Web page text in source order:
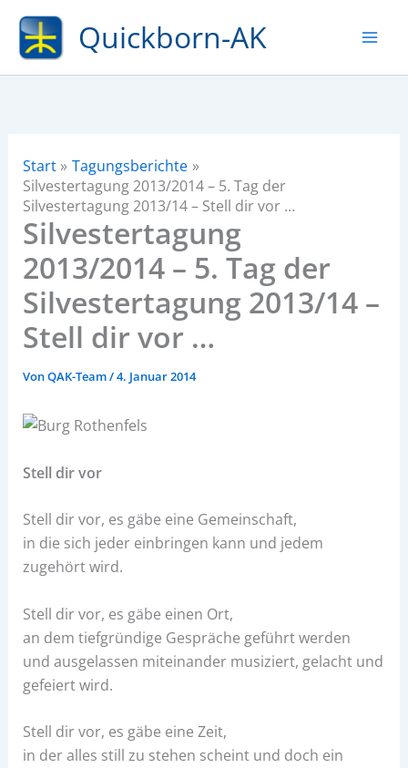
Zum
Inhalt
springen
Quickborn-AK
Start
Tagungsberichte
Silvestertagung 2013/2014 – 5. Tag der
Silvestertagung 2013/14 – Stell dir vor …
Silvestertagung
2013/2014 – 5. Tag der
Silvestertagung 2013/14 –
Stell dir vor …
VonQAK-Team/4. Januar 2014
Stell dir vor
Stell dir vor, es gäbe eine Gemeinschaft,
in die sich jeder einbringen kann und jedem
zugehört wird.
Stell dir vor, es gäbe einen Ort,
an dem tiefgründige Gespräche geführt werden
und ausgelassen miteinander musiziert, gelacht und
gefeiert wird.
Stell dir vor, es gäbe eine Zeit,
in der alles still zu stehen scheint und doch ein